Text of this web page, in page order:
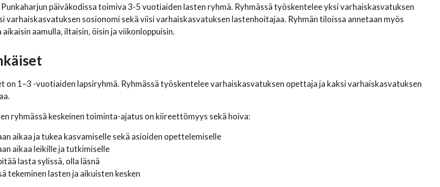
päiväkodissa toimiva 3-5 vuotiaiden lasten ryhmä. Ryhmässä työskentelee yksi varhaiskasvatuksen
varhaiskasvatuksen sosionomi sekä viisi varhaiskasvatuksen lastenhoitajaa. Ryhmän tiloissa annetaan myös
aamulla, iltaisin, öisin ja viikonloppuisin.
on 1–3 -vuotiaiden lapsiryhmä. Ryhmässä työskentelee varhaiskasvatuksen opettaja ja kaksi varhaiskasvatuksen
ryhmässä keskeinen toiminta-ajatus on kiireettömyys sekä hoiva:
aikaa ja tukea kasvamiselle sekä asioiden opettelemiselle
aikaa leikille ja tutkimiselle
lasta sylissä, olla läsnä
tekeminen lasten ja aikuisten kesken